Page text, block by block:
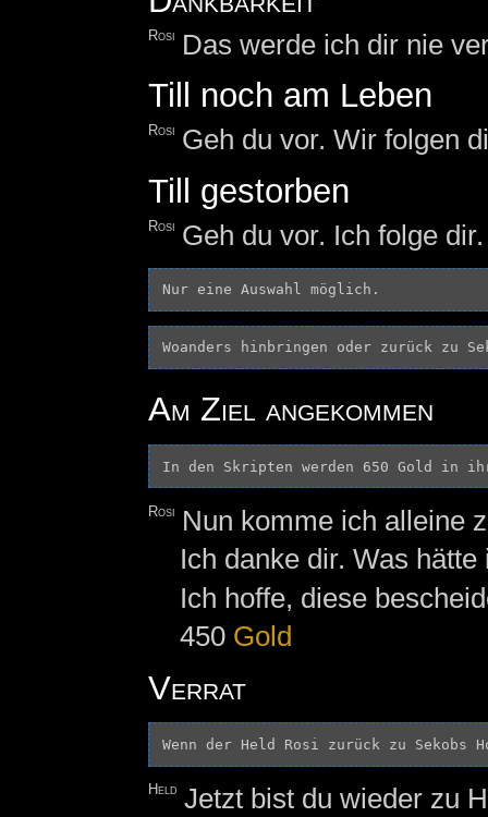
Rosi Das werde ich dir nie
Till noch am Leben
Rosi Geh du vor. Wir folgen
Till gestorben
Rosi Geh du vor. Ich folge dir.
Am Ziel angekommen
Rosi
Nun komme ich alleine
Ich danke dir. Was
Ich hoffe, diese
450 Gold
Verrat
Held Jetzt bist du wieder zu